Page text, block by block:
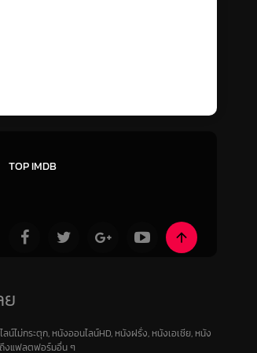
TOP IMDB
ไม่กระตุก, หนังออนไลน์HD, หนังฝรั่ง, หนังเอเชีย, หนัง
งแฟลตฟอร์มอื่น ๆ